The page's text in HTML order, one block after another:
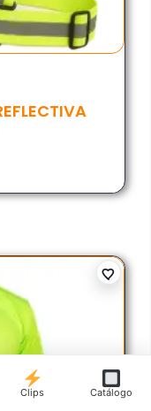
Clips Catálogo